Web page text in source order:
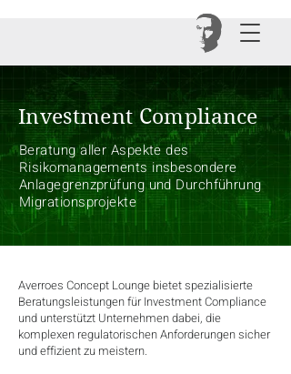
Investment Compliance
Beratung aller Aspekte des
Risikomanagements insbesondere
Anlagegrenzprüfung und Durchführung
Migrationsprojekte
Averroes Concept Lounge bietet spezialisierte
Beratungsleistungen für Investment Compliance
und unterstützt Unternehmen dabei, die
komplexen regulatorischen Anforderungen sicher
und effizient zu meistern.